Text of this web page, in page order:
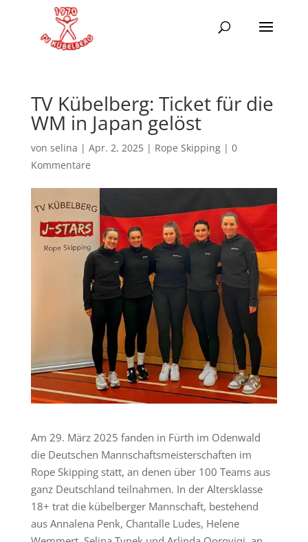
TV Kübelberg: Ticket für die
WM in Japan gelöst
von selina | Apr. 2, 2025| Rope Skipping| 0
Kommentare
Am 29. März 2025 fanden in Fürth im Odenwald
die Deutschen Mannschaftsmeisterschaften im
Rope Skipping statt, an denen über 100 Teams aus
ganz Deutschland teilnahmen. In der Altersklasse
18+ trat die kübelberger Mannschaft, bestehend
aus Annalena Penk, Chantalle Ludes, Helene